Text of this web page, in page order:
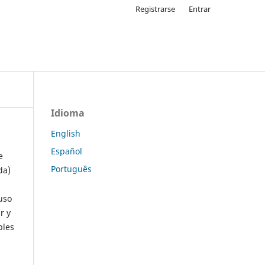
Registrarse Entrar
y
Idioma
English
Español
Português